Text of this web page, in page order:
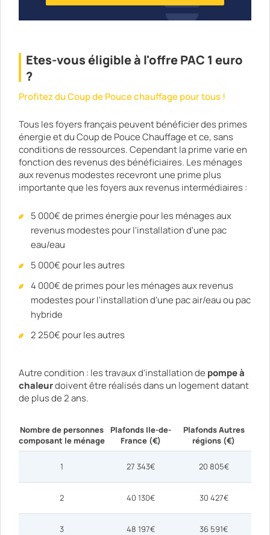
Etes-vous éligible à l'offre PAC 1 euro
?
Profitez du Coup de Pouce chauffage pour tous !
Tous les foyers français peuvent bénéficier des primes
énergie et du Coup de Pouce Chauffage et ce, sans
conditions de ressources. Cependant la prime varie en
fonction des revenus des bénéficiaires. Les ménages
aux revenus modestes recevront une prime plus
importante que les foyers aux revenus intermédiaires :
5 000€ de primes énergie pour les ménages aux
revenus modestes pour l'installation d'une pac
eau/eau
5 000€ pour les autres
4 000€ de primes pour les ménages aux revenus
modestes pour l'installation d'une pac air/eau ou pac
hybride
2 250€ pour les autres
Autre condition : les travaux d'installation de pompe à
chaleurdoivent être réalisés dans un logement datant
de plus de 2 ans.
Nombre de personnes
composant le ménage
Plafonds Ile-de-
France (€)
Plafonds Autres
régions (€)
1 27 343€ 20 805€
2 40 130€ 30 427€
3 48 197€ 36 591€